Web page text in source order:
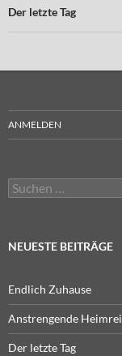
Der letzte Tag
ANMELDEN
Suchen
nach:
NEUESTE BEITRÄGE
Endlich Zuhause
Anstrengende
Der letzte Tag